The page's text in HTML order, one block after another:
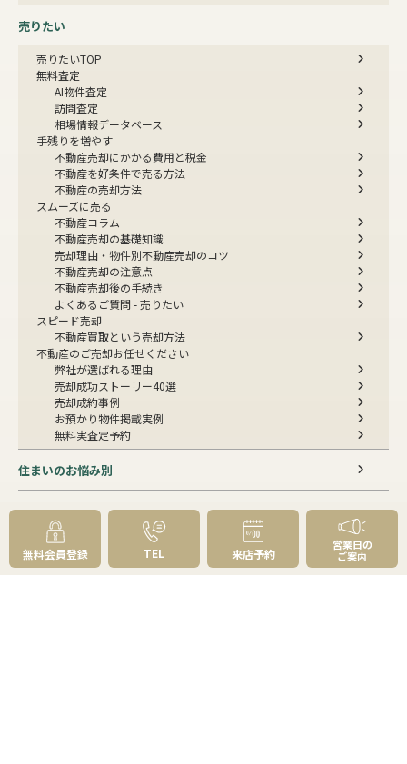
売りたい
売りたいTOP
無料査定
AI物件査定
訪問査定
相場情報データベース
手残りを増やす
不動産売却にかかる費用と税金
不動産を好条件で売る方法
不動産の売却方法
スムーズに売る
不動産コラム
不動産売却の基礎知識
売却理由・物件別不動産売却のコツ
不動産売却の注意点
不動産売却後の手続き
よくあるご質問 - 売りたい
スピード売却
不動産買取という売却方法
不動産のご売却お任せください
弊社が選ばれる理由
売却成功ストーリー40選
売却成約事例
お預かり物件掲載実例
無料実査定予約
住まいのお悩み別
会社案内
会社案内TOP
私たちについて
アクセス
無料会員登録 TEL 来店予約
営業日の
ご案内